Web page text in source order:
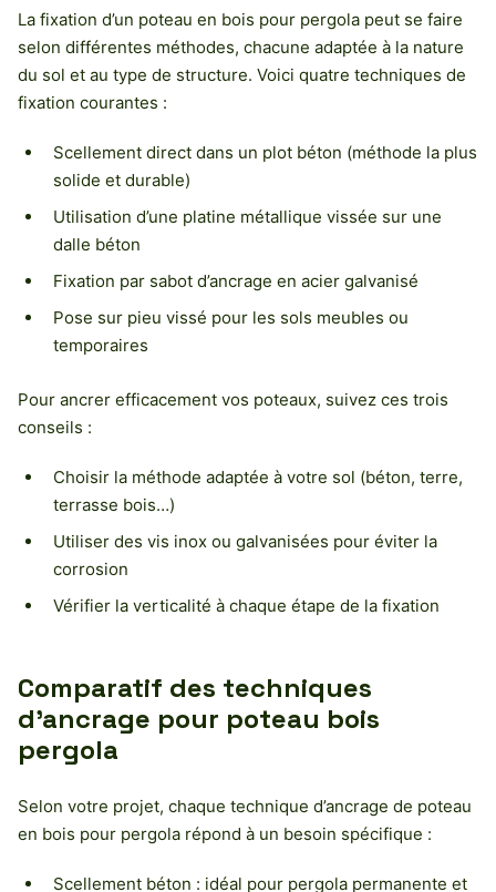
La fixation d’un poteau en bois pour pergola peut se faire
selon différentes méthodes, chacune adaptée à la nature
du sol et au type de structure. Voici quatre techniques de
fixation courantes :
Scellement direct dans un plot béton (méthode la plus
solide et durable)
Utilisation d’une platine métallique vissée sur une
dalle béton
Fixation par sabot d’ancrage en acier galvanisé
Pose sur pieu vissé pour les sols meubles ou
temporaires
Pour ancrer efficacement vos poteaux, suivez ces trois
conseils :
Choisir la méthode adaptée à votre sol (béton, terre,
terrasse bois…)
Utiliser des vis inox ou galvanisées pour éviter la
corrosion
Vérifier la verticalité à chaque étape de la fixation
Comparatif des techniques
d’ancrage pour poteau bois
pergola
Selon votre projet, chaque technique d’ancrage de poteau
en bois pour pergola répond à un besoin spécifique :
Scellement béton : idéal pour pergola permanente et